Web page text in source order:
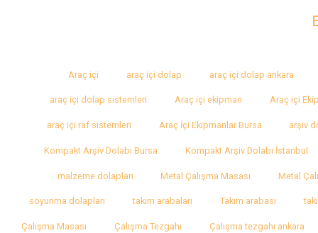
Araç içi araç içi dolap araç içi dolap ankara
araç içi dolap sistemleri Araç içi ekipman Araç içi
araç içi raf sistemleri Araç İçi Ekipmanlar Bursa arşiv
Kompakt Arşiv Dolabı Bursa Kompakt Arşiv Dolabı İstanbul
malzeme dolapları Metal Çalışma Masası Metal
soyunma dolapları takım arabaları Takım arabası
Çalışma Masası Çalışma Tezgahı Çalışma tezgahı ankara